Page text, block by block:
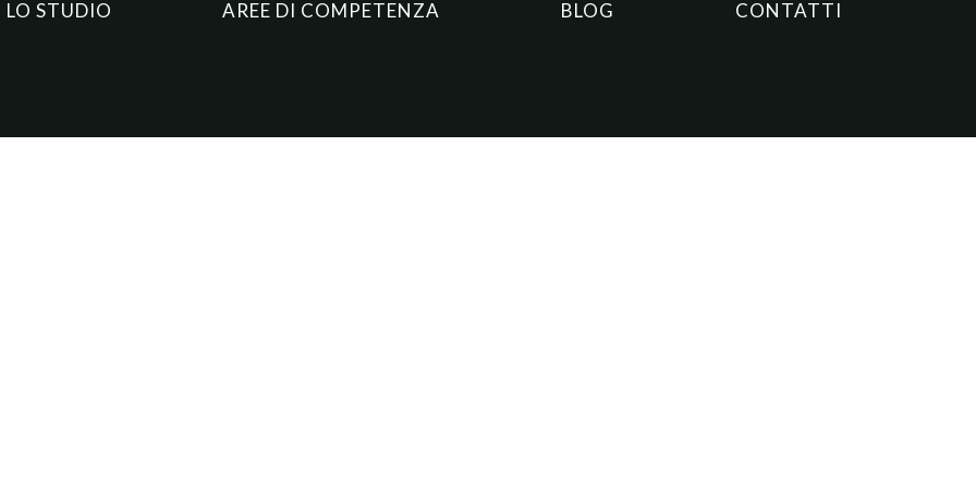
LO STUDIO AREE DI COMPETENZA BLOG CONTATTI